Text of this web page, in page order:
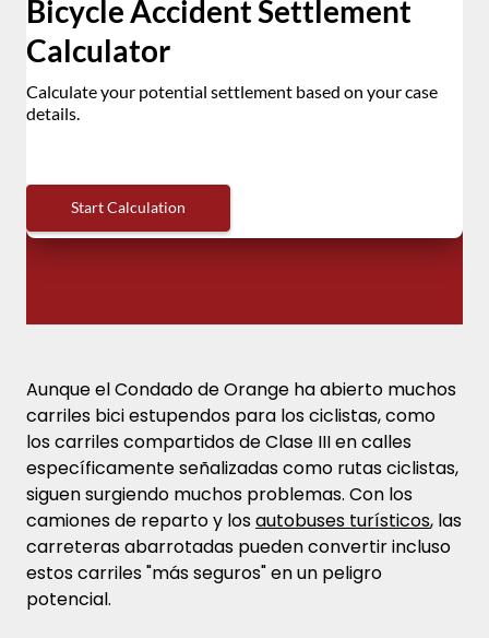
Aunque el Condado de Orange ha abierto muchos
carriles bici estupendos para los ciclistas, como
los carriles compartidos de Clase III en calles
específicamente señalizadas como rutas ciclistas,
siguen surgiendo muchos problemas. Con los
camiones de reparto y losautobuses turísticos, las
carreteras abarrotadas pueden convertir incluso
estos carriles "más seguros" en un peligro
potencial.